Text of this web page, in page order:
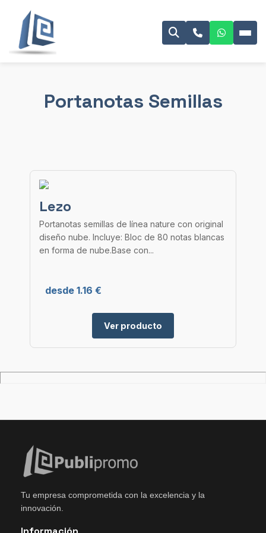
Portanotas Semillas
Lezo
Portanotas semillas de línea nature con original
diseño nube. Incluye: Bloc de 80 notas blancas
en forma de nube.Base con...
desde 1.16 €
Ver producto
Tu empresa comprometida con la excelencia y la
innovación.